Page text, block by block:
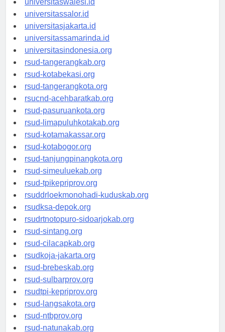
universitaswalesi.id
universitassalor.id
universitasjakarta.id
universitassamarinda.id
universitasindonesia.org
rsud-tangerangkab.org
rsud-kotabekasi.org
rsud-tangerangkota.org
rsucnd-acehbaratkab.org
rsud-pasuruankota.org
rsud-limapuluhkotakab.org
rsud-kotamakassar.org
rsud-kotabogor.org
rsud-tanjungpinangkota.org
rsud-simeuluekab.org
rsud-tpikepriprov.org
rsuddrloekmonohadi-kuduskab.org
rsudksa-depok.org
rsudrtnotopuro-sidoarjokab.org
rsud-sintang.org
rsud-cilacapkab.org
rsudkoja-jakarta.org
rsud-brebeskab.org
rsud-sulbarprov.org
rsudtpi-kepriprov.org
rsud-langsakota.org
rsud-ntbprov.org